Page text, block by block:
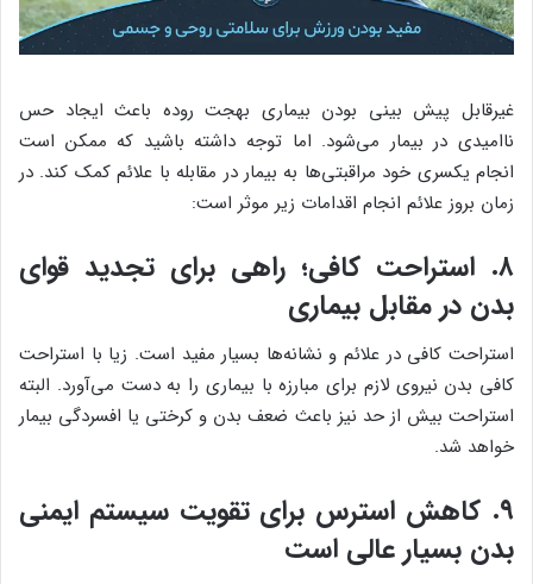
غیرقابل پیش بینی بودن بیماری بهجت روده باعث ایجاد حس
ناامیدی در بیمار می‌شود. اما توجه داشته باشید که ممکن است
انجام یکسری خود مراقبتی‌ها به بیمار در مقابله با علائم کمک کند. در
زمان بروز علائم انجام اقدامات زیر موثر است:
۸. استراحت کافی؛ راهی برای تجدید قوای
بدن در مقابل بیماری
استراحت کافی در علائم و نشانه‌ها بسیار مفید است. زیا با استراحت
کافی بدن نیروی لازم برای مبارزه با بیماری را به دست می‌آورد. البته
استراحت بیش از حد نیز باعث ضعف بدن و کرختی یا افسردگی بیمار
خواهد شد.
۹. کاهش استرس برای تقویت سیستم ایمنی
بدن بسیار عالی است